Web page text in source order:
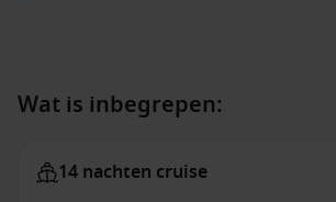
Wat is inbegrepen:
14 nachten cruise